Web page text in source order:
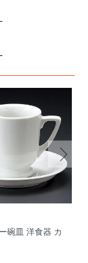
碗皿 洋食器 カ